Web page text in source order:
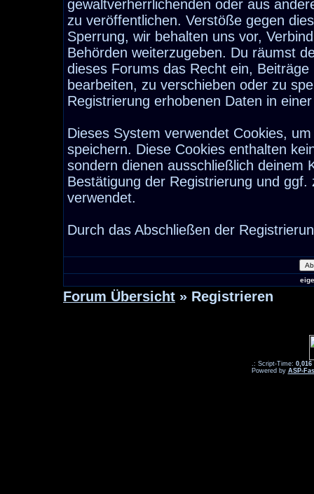
gewaltverherrlichenden oder aus
zu veröffentlichen. Verstöße gegen
Sperrung, wir behalten uns vor,
Behörden weiterzugeben. Du räumst
dieses Forums das Recht ein,
bearbeiten, zu verschieben oder zu
Registrierung erhobenen Daten in
Dieses System verwendet Cookies,
speichern. Diese Cookies enthalten
sondern dienen ausschließlich deinem
Bestätigung der Registrierung und
verwendet.
Durch das Abschließen der
Forum Übersicht » Registrieren
.: Script-Time: 0,016
Powered by ASP-